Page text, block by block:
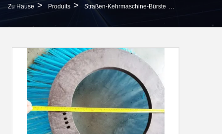
Zu Hause > Produits > Straßen-Kehrmaschine-Bürste >